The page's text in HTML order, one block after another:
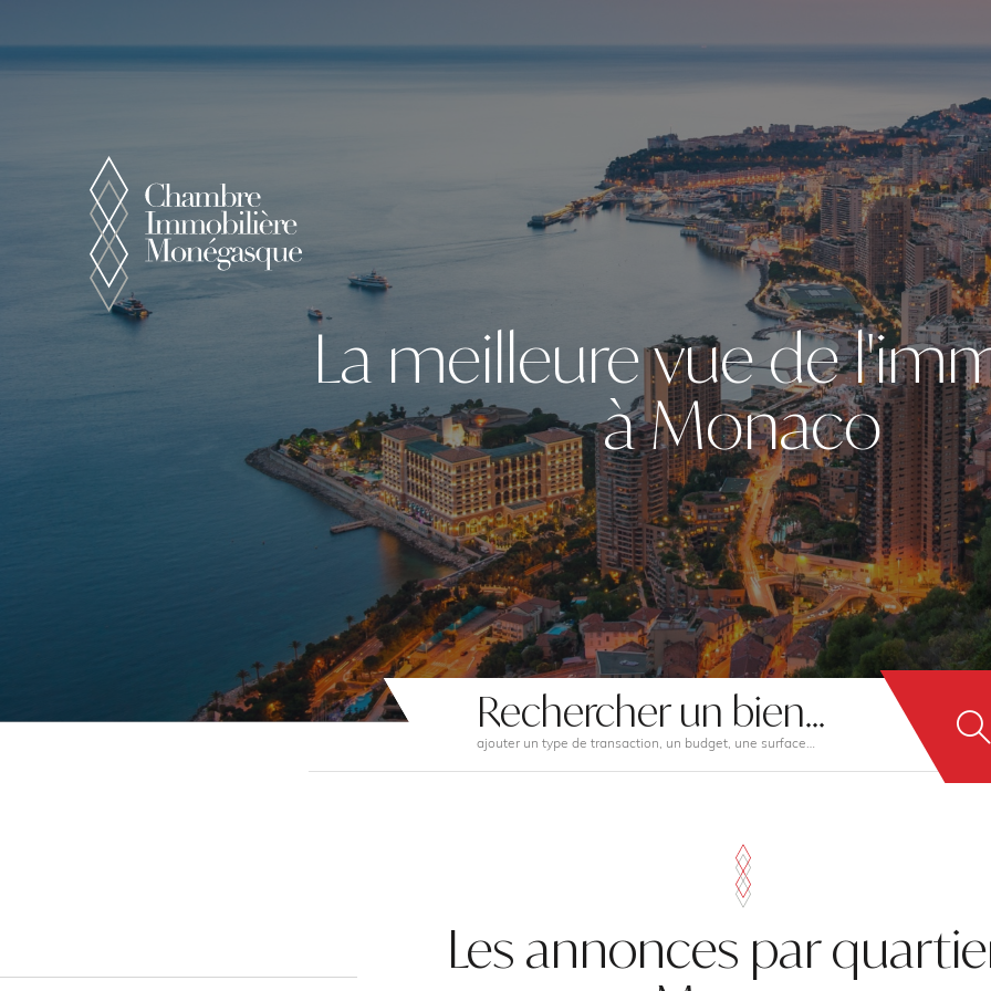
La meilleure vue de
à Monaco
Rechercher un bien...
ajouter un type de transaction, un budget, une surface…
Les annonces par